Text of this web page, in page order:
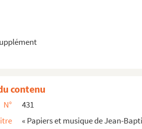
Mohammed. Manuscrit arabe
arabe. Tome II. Le premi...
Aulanier, notaire royal de ...
d'Arles »
: « Malheur à qui soupire »
languedocienne. — Romance. — « Ariette ...
contenu
N°
431
« Papiers et musique de Jean-